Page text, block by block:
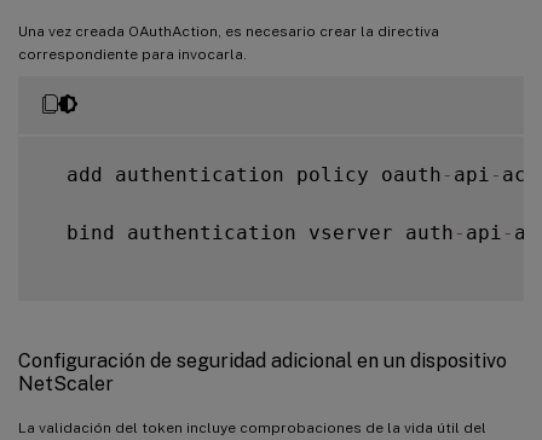
Una vez creada OAuthAction, es necesario crear la directiva
correspondiente para invocarla.
  add authentication policy oauth
- api -
  bind authentication vserver auth
- api -
Configuración de seguridad adicional en un dispositivo
NetScaler
La validación del token incluye comprobaciones de la vida útil del